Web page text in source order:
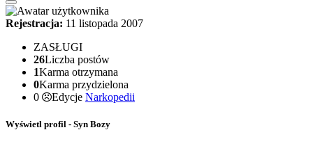
Rejestracja: 11 listopada 2007
ZASŁUGI
26Liczba postów
1Karma otrzymana
0Karma przydzielona
0
Edycje Narkopedii
Wyświetl profil - Syn Bozy